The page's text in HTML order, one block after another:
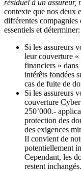
résiduel à un assureur,
contexte que nos deux
différentes compagnies
essentiels et déterminer:
Si les assureurs
leur couverture
financiers » dans
intérêts fondées
cas de fuite de
Si les assureurs
couverture
250’000.-
protection des
des exigences
Il convient de
potentiellement
Cependant, les
restent inchangés.